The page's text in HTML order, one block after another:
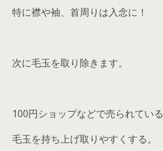
特に襟や袖、首周りは入念に！
次に毛玉を取り除きます。
100円ショップなどで売られてい
毛玉を持ち上げ取りやすくする。